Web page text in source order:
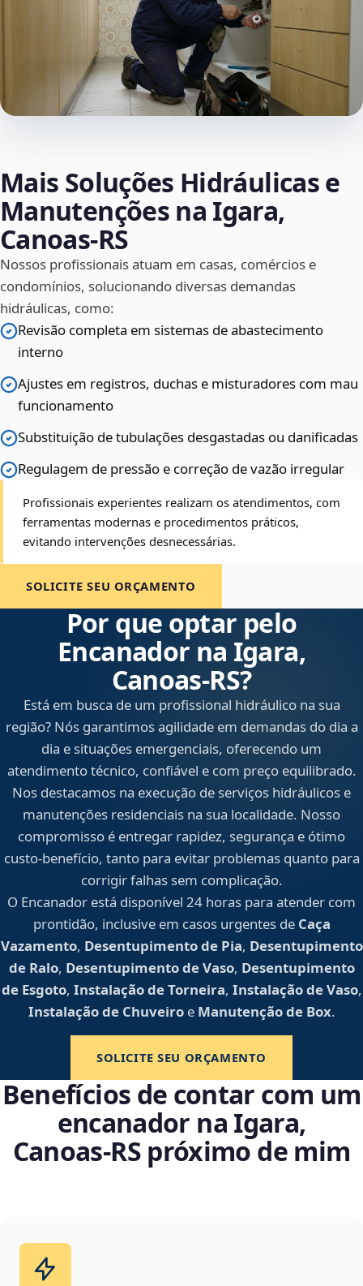
Mais Soluções Hidráulicas e
Manutenções na Igara,
Canoas‑RS
Nossos profissionais atuam em casas, comércios e
condomínios, solucionando diversas demandas
hidráulicas, como:
Revisão completa em sistemas de abastecimento
interno
Ajustes em registros, duchas e misturadores com mau
funcionamento
Substituição de tubulações desgastadas ou danificadas
Regulagem de pressão e correção de vazão irregular
Profissionais experientes realizam os atendimentos, com
ferramentas modernas e procedimentos práticos,
evitando intervenções desnecessárias.
SOLICITE SEU ORÇAMENTO
Por que optar pelo
Encanador na Igara,
Canoas‑RS?
Está em busca de um profissional hidráulico na sua
região? Nós garantimos agilidade em demandas do dia a
dia e situações emergenciais, oferecendo um
atendimento técnico, confiável e com preço equilibrado.
Nos destacamos na execução de serviços hidráulicos e
manutenções residenciais na sua localidade. Nosso
compromisso é entregar rapidez, segurança e ótimo
custo-benefício, tanto para evitar problemas quanto para
corrigir falhas sem complicação.
O Encanador está disponível 24 horas para atender com
prontidão, inclusive em casos urgentes de Caça
Vazamento, Desentupimento de Pia, Desentupimento
de Ralo, Desentupimento de Vaso, Desentupimento
de Esgoto, Instalação de Torneira, Instalação de Vaso,
Instalação de Chuveiroe Manutenção de Box.
SOLICITE SEU ORÇAMENTO
Benefícios de contar com um
encanador na Igara,
Canoas‑RS próximo de mim